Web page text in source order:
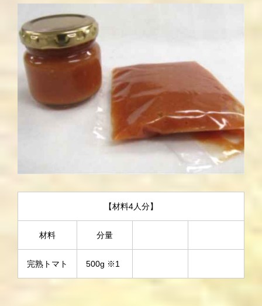
【材料4人分】
材料 分量
完熟トマト 500g ※1